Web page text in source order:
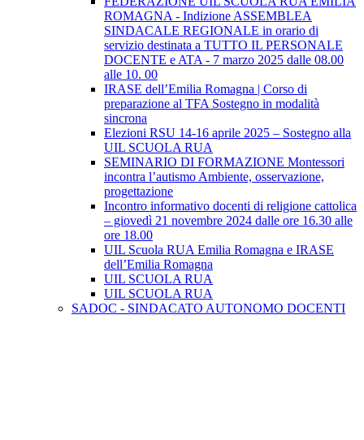
ROMAGNA - Indizione ASSEMBLEA
SINDACALE REGIONALE in orario di
servizio destinata a TUTTO IL PERSONALE
DOCENTE e ATA - 7 marzo 2025 dalle 08.00
alle 10. 00
IRASE dell’Emilia Romagna | Corso di
preparazione al TFA Sostegno in modalità
sincrona
Elezioni RSU 14-16 aprile 2025 – Sostegno alla
UIL SCUOLA RUA
SEMINARIO DI FORMAZIONE Montessori
incontra l’autismo Ambiente, osservazione,
progettazione
Incontro informativo docenti di religione cattolica
– giovedì 21 novembre 2024 dalle ore 16.30 alle
ore 18.00
UIL Scuola RUA Emilia Romagna e IRASE
dell’Emilia Romagna
UIL SCUOLA RUA
UIL SCUOLA RUA
SADOC - SINDACATO AUTONOMO DOCENTI